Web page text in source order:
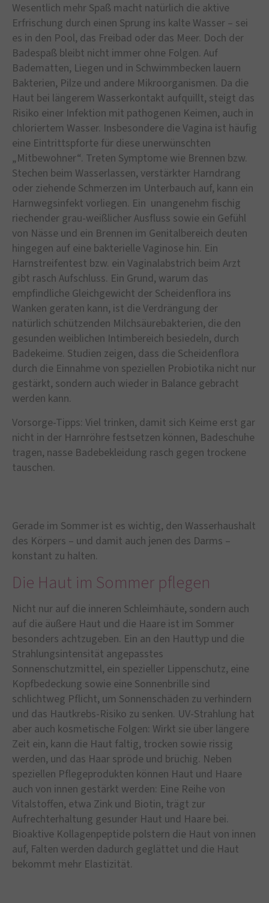
Wesentlich mehr Spaß macht natürlich die aktive
Erfrischung durch einen Sprung ins kalte Wasser – sei
es in den Pool, das Freibad oder das Meer. Doch der
Badespaß bleibt nicht immer ohne Folgen. Auf
Badematten, Liegen und in Schwimmbecken lauern
Bakterien, Pilze und andere Mikroorganismen. Da die
Haut bei längerem Wasserkontakt aufquillt, steigt das
Risiko einer Infektion mit pathogenen Keimen, auch in
chloriertem Wasser. Insbesondere die Vagina ist häufig
eine Eintrittspforte für diese unerwünschten
„Mitbewohner“. Treten Symptome wie Brennen bzw.
Stechen beim Wasserlassen, verstärkter Harndrang
oder ziehende Schmerzen im Unterbauch auf, kann ein
Harnwegsinfekt vorliegen. Ein unangenehm fischig
riechender grau-weißlicher Ausfluss sowie ein Gefühl
von Nässe und ein Brennen im Genitalbereich deuten
hingegen auf eine bakterielle Vaginose hin. Ein
Harnstreifentest bzw. ein Vaginalabstrich beim Arzt
gibt rasch Aufschluss. Ein Grund, warum das
empfindliche Gleichgewicht der Scheidenflora ins
Wanken geraten kann, ist die Verdrängung der
natürlich schützenden Milchsäurebakterien, die den
gesunden weiblichen Intimbereich besiedeln, durch
Badekeime. Studien zeigen, dass die Scheidenflora
durch die Einnahme von speziellen Probiotika nicht nur
gestärkt, sondern auch wieder in Balance gebracht
werden kann.
Vorsorge-Tipps: Viel trinken, damit sich Keime erst gar
nicht in der Harnröhre festsetzen können, Badeschuhe
tragen, nasse Badebekleidung rasch gegen trockene
tauschen.
Gerade im Sommer ist es wichtig, den Wasserhaushalt
des Körpers – und damit auch jenen des Darms –
konstant zu halten.
Die Haut im Sommer pflegen
Nicht nur auf die inneren Schleimhäute, sondern auch
auf die äußere Haut und die Haare ist im Sommer
besonders achtzugeben. Ein an den Hauttyp und die
Strahlungsintensität angepasstes
Sonnenschutzmittel, ein spezieller Lippenschutz, eine
Kopfbedeckung sowie eine Sonnenbrille sind
schlichtweg Pflicht, um Sonnenschäden zu verhindern
und das Hautkrebs-Risiko zu senken. UV-Strahlung hat
aber auch kosmetische Folgen: Wirkt sie über längere
Zeit ein, kann die Haut faltig, trocken sowie rissig
werden, und das Haar spröde und brüchig. Neben
speziellen Pflegeprodukten können Haut und Haare
auch von innen gestärkt werden: Eine Reihe von
Vitalstoffen, etwa Zink und Biotin, trägt zur
Aufrechterhaltung gesunder Haut und Haare bei.
Bioaktive Kollagenpeptide polstern die Haut von innen
auf, Falten werden dadurch geglättet und die Haut
bekommt mehr Elastizität.